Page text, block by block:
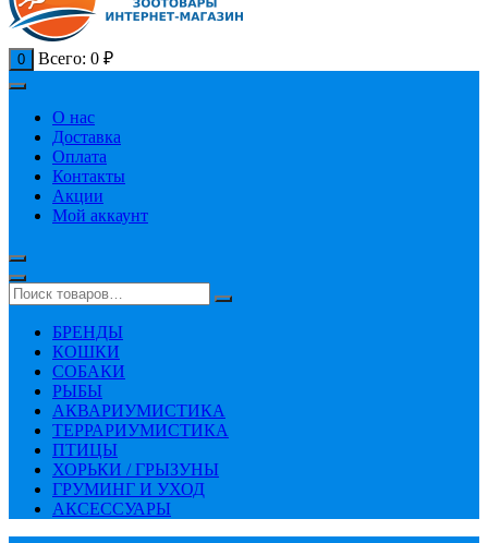
0 Всего: 0 ₽
О нас
Доставка
Оплата
Контакты
Акции
Мой аккаунт
БРЕНДЫ
КОШКИ
СОБАКИ
РЫБЫ
АКВАРИУМИСТИКА
ТЕРРАРИУМИСТИКА
ПТИЦЫ
ХОРЬКИ / ГРЫЗУНЫ
ГРУМИНГ И УХОД
АКСЕССУАРЫ